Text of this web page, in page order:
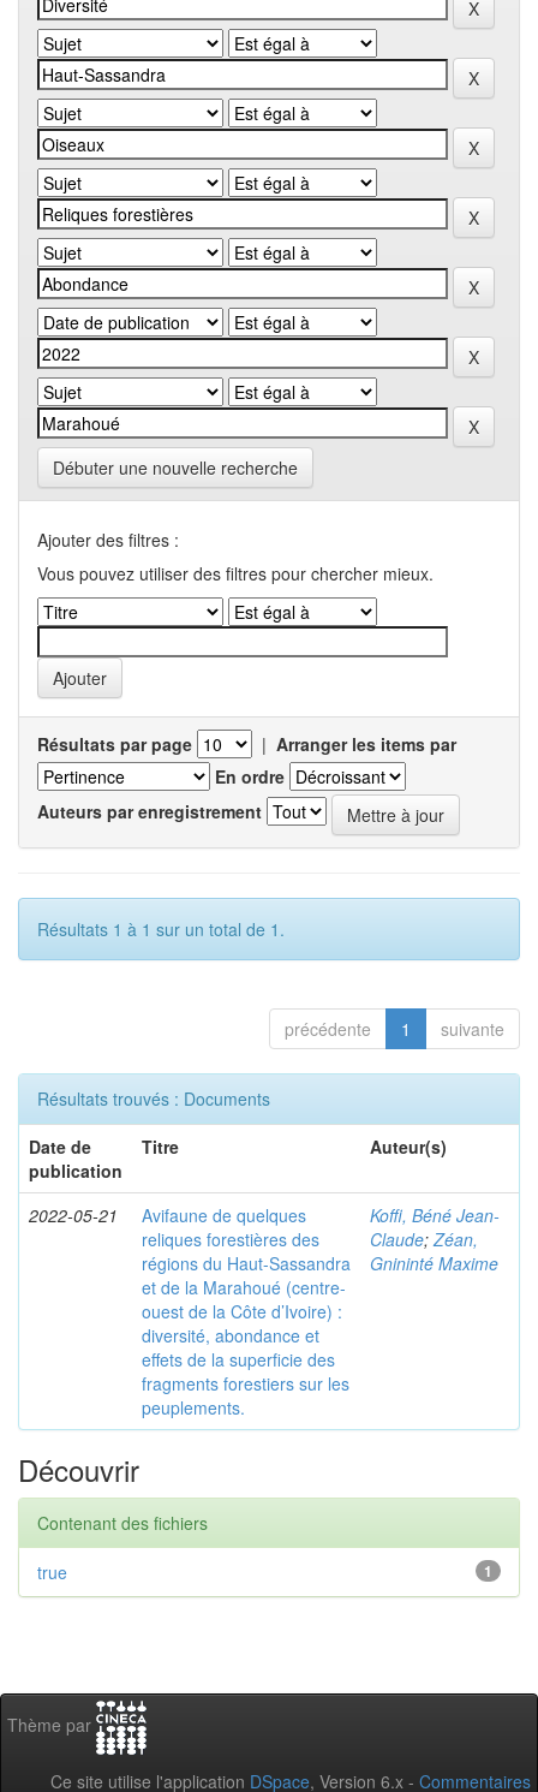
Débuter une nouvelle recherche
Ajouter des filtres :
Vous pouvez utiliser des filtres pour chercher mieux.
Résultats par page | Arranger les items par
En ordre
Auteurs par enregistrement
Résultats 1 à 1 sur un total de 1.
précédente 1 suivante
Résultats trouvés : Documents
Date de
publication
Titre Auteur(s)
2022-05-21
Avifaune de quelques
reliques forestières des
régions du Haut-Sassandra
et de la Marahoué (centre-
ouest de la Côte d’Ivoire) :
diversité, abondance et
effets de la superficie des
fragments forestiers sur les
peuplements.
Koffi, Béné Jean-
Claude; Zéan,
Gnininté Maxime
Découvrir
Contenant des fichiers
1
true
Thème par
Ce site utilise l'application DSpace, Version 6.x - Commentaires